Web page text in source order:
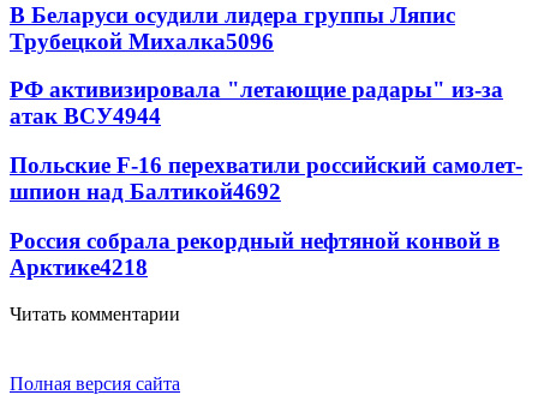
В Беларуси осудили лидера группы Ляпис
Трубецкой Михалка5096
РФ активизировала "летающие радары" из-за
атак ВСУ4944
Польские F-16 перехватили российский самолет-
шпион над Балтикой4692
Россия собрала рекордный нефтяной конвой в
Арктике4218
Читать комментарии
Полная версия сайта